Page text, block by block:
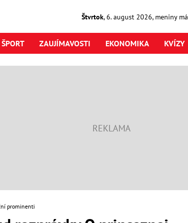
Štvrtok,6. august2026, meniny má
ŠPORT ZAUJÍMAVOSTI EKONOMIKA KVÍZY
prominenti